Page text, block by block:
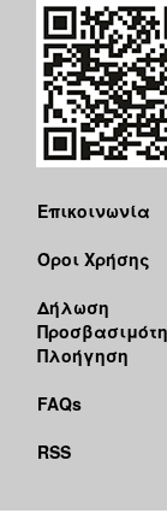
Επικοινωνία
Όροι Χρήσης
Δήλωση
Πλοήγηση
FAQs
RSS